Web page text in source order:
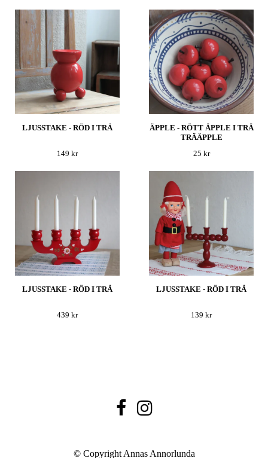
LJUSSTAKE - RÖD I TRÄ
149 kr
ÄPPLE - RÖTT ÄPPLE I TRÄ
TRÄÄPPLE
25 kr
LJUSSTAKE - RÖD I TRÄ
439 kr
LJUSSTAKE - RÖD I TRÄ
139 kr
© Copyright Annas Annorlunda